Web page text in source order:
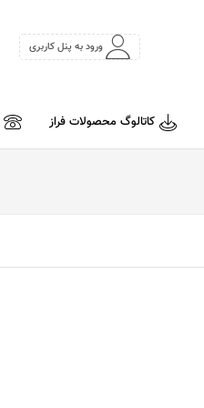
ورود به پنل کاربری
کاتالوگ محصولات فراز